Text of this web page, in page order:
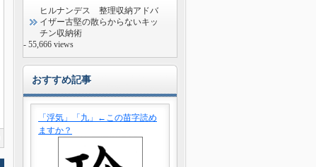
ヒルナンデス 整理収納アドバ
イザー古堅の散らからないキッ
チン収納術
- 55,666 views
おすすめ記事
「浮気」「九」←この苗字読め
ますか？